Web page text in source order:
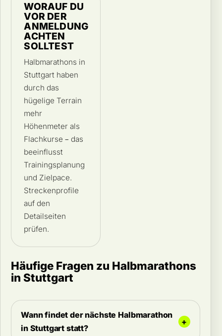
WORAUF DU
VOR DER
ANMELDUNG
ACHTEN
SOLLTEST
Halbmarathons in
Stuttgart haben
durch das
hügelige Terrain
mehr
Höhenmeter als
Flachkurse – das
beeinflusst
Trainingsplanung
und Zielpace.
Streckenprofile
auf den
Detailseiten
prüfen.
Häufige Fragen zu Halbmarathons
in Stuttgart
Wann findet der nächste Halbmarathon
in Stuttgart statt?